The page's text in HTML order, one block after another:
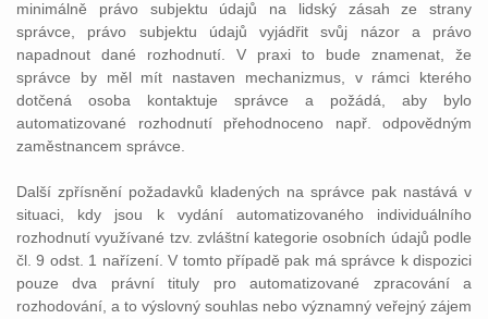
minimálně právo subjektu údajů na lidský zásah ze strany
správce, právo subjektu údajů vyjádřit svůj názor a právo
napadnout dané rozhodnutí. V praxi to bude znamenat, že
správce by měl mít nastaven mechanizmus, v rámci kterého
dotčená osoba kontaktuje správce a požádá, aby bylo
automatizované rozhodnutí přehodnoceno např. odpovědným
zaměstnancem správce.
Další zpřísnění požadavků kladených na správce pak nastává v
situaci, kdy jsou k vydání automatizovaného individuálního
rozhodnutí využívané tzv. zvláštní kategorie osobních údajů podle
čl. 9 odst. 1 nařízení. V tomto případě pak má správce k dispozici
pouze dva právní tituly pro automatizované zpracování a
rozhodování, a to výslovný souhlas nebo významný veřejný zájem